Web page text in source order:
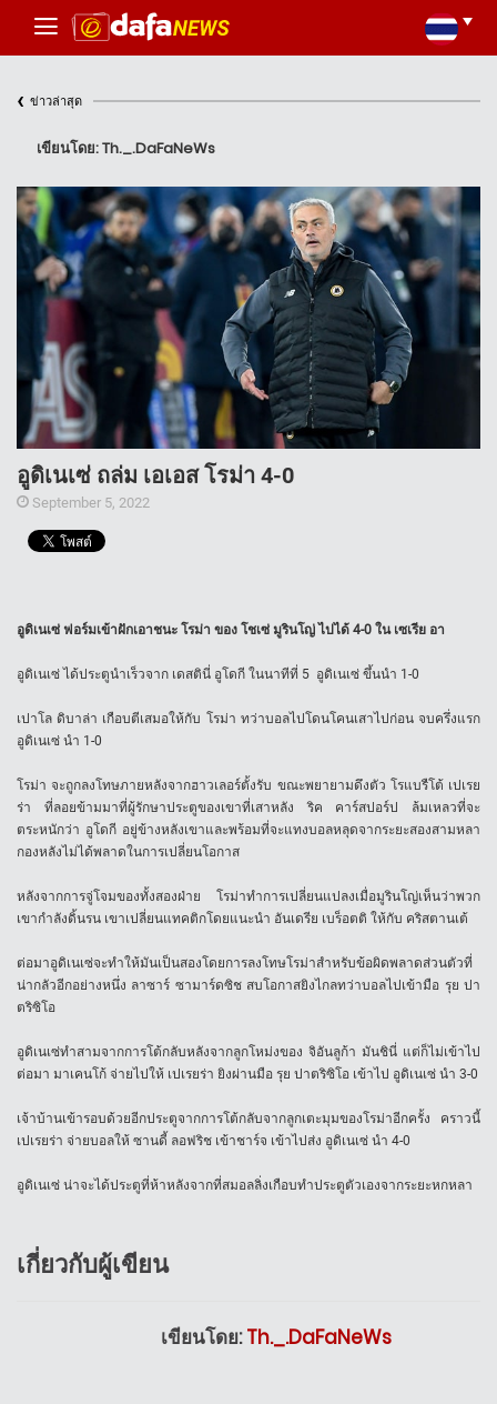
‹ ข่าวล่าสุด
เขียนโดย: Th._.DaFaNeWs
อูดิเนเซ่ ถล่ม เอเอส โรม่า 4-0
September 5, 2022
อูดิเนเซ่ ฟอร์มเข้าฝักเอาชนะ โรม่า ของ โชเซ่ มูรินโญ่ ไปได้ 4-0 ใน เซเรีย อา
อูดิเนเซ่ ได้ประตูนำเร็วจาก เดสตินี่ อูโดกี ในนาทีที่ 5 อูดิเนเซ่ ขึ้นนำ 1-0
เปาโล ดิบาล่า เกือบตีเสมอให้กับ โรม่า ทว่าบอลไปโดนโคนเสาไปก่อน จบครึ่งแรก
อูดิเนเซ่ นำ 1-0
โรม่า จะถูกลงโทษภายหลังจากฮาวเลอร์ตั้งรับ ขณะพยายามดึงตัว โรแบรืโต้ เปเรย
ร่า ที่ลอยข้ามมาที่ผู้รักษาประตูของเขาที่เสาหลัง ริค คาร์สปอร์ป ล้มเหลวที่จะ
ตระหนักว่า อูโดกี อยู่ข้างหลังเขาและพร้อมที่จะแทงบอลหลุดจากระยะสองสามหลา
กองหลังไม่ได้พลาดในการเปลี่ยนโอกาส
หลังจากการจู่โจมของทั้งสองฝ่าย โรม่าทำการเปลี่ยนแปลงเมื่อมูรินโญ่เห็นว่าพวก
เขากำลังดิ้นรน เขาเปลี่ยนแทคติกโดยแนะนำ อันเดรีย เบร็อตติ ให้กับ คริสตานเต้
ต่อมาอูดิเนเซ่จะทำให้มันเป็นสองโดยการลงโทษโรม่าสำหรับข้อผิดพลาดส่วนตัวที่
น่ากลัวอีกอย่างหนึ่ง ลาซาร์ ซามาร์ดซิช สบโอกาสยิงไกลทว่าบอลไปเข้ามือ รุย ปา
ตริซิโอ
อูดิเนเซ่ทำสามจากการโต้กลับหลังจากลูกโหม่งของ จิอันลูก้า มันชินี่ แต่ก็ไม่เข้าไป
ต่อมา มาเคนโก้ จ่ายไปให้ เปเรยร่า ยิงผ่านมือ รุย ปาตริซิโอ เข้าไป อูดิเนเซ่ นำ 3-0
เจ้าบ้านเข้ารอบด้วยอีกประตูจากการโต้กลับจากลูกเตะมุมของโรม่าอีกครั้ง คราวนี้
เปเรยร่า จ่ายบอลให้ ซานดี้ ลอฟริช เข้าชาร์จ เข้าไปส่ง อูดิเนเซ่ นำ 4-0
อูดิเนเซ่ น่าจะได้ประตูที่ห้าหลังจากที่สมอลลิ่งเกือบทำประตูตัวเองจากระยะหกหลา
เกี่ยวกับผู้เขียน
เขียนโดย:Th._.DaFaNeWs